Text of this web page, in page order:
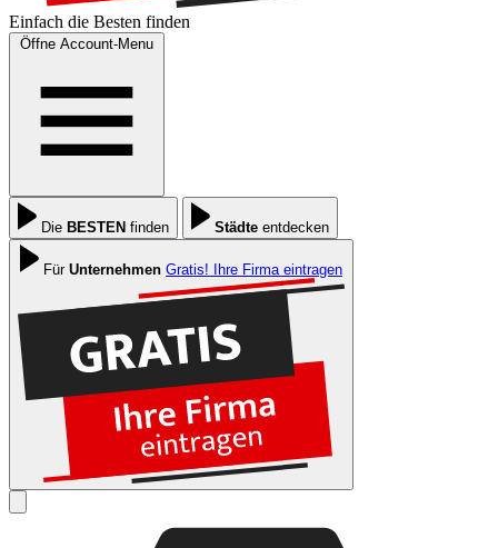
Einfach die Besten finden
Öffne Account-Menu
Die BESTEN finden Städte entdecken
Für Unternehmen Gratis! Ihre Firma eintragen